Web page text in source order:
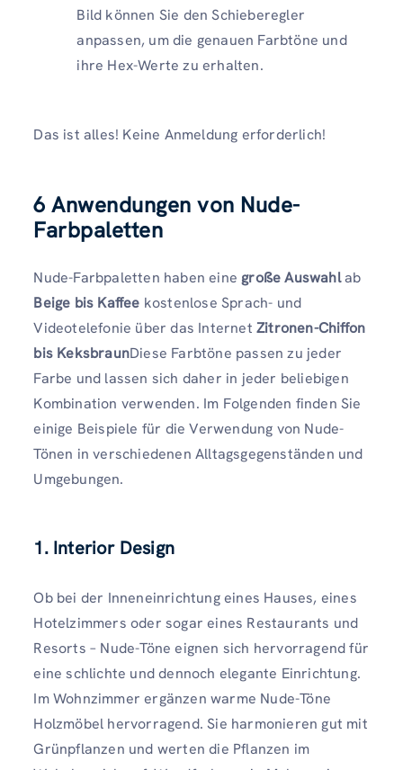
Bild können Sie den Schieberegler
anpassen, um die genauen Farbtöne und
ihre Hex-Werte zu erhalten.
Das ist alles! Keine Anmeldung erforderlich!
6 Anwendungen von Nude-
Farbpaletten
Nude-Farbpaletten haben eine große Auswahlab
Beige bis Kaffee kostenlose Sprach- und
Videotelefonie über das Internet Zitronen-Chiffon
bis KeksbraunDiese Farbtöne passen zu jeder
Farbe und lassen sich daher in jeder beliebigen
Kombination verwenden. Im Folgenden finden Sie
einige Beispiele für die Verwendung von Nude-
Tönen in verschiedenen Alltagsgegenständen und
Umgebungen.
1. Interior Design
Ob bei der Inneneinrichtung eines Hauses, eines
Hotelzimmers oder sogar eines Restaurants und
Resorts – Nude-Töne eignen sich hervorragend für
eine schlichte und dennoch elegante Einrichtung.
Im Wohnzimmer ergänzen warme Nude-Töne
Holzmöbel hervorragend. Sie harmonieren gut mit
Grünpflanzen und werten die Pflanzen im